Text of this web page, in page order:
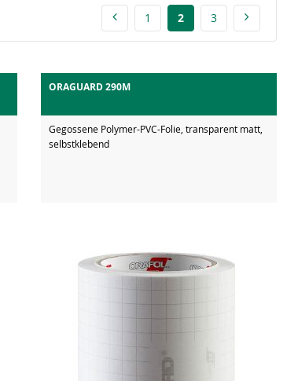
1 2 3
ORAGUARD 290M
Gegossene Polymer-PVC-Folie, transparent matt,
selbstklebend